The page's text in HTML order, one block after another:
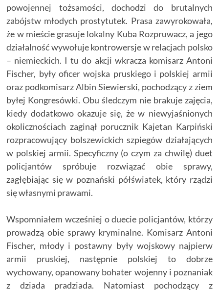
powojennej tożsamości, dochodzi do brutalnych
zabójstw młodych prostytutek. Prasa zawyrokowała,
że w mieście grasuje lokalny Kuba Rozpruwacz, a jego
działalność wywołuje kontrowersje w relacjach polsko
– niemieckich. I tu do akcji wkracza komisarz Antoni
Fischer, były oficer wojska pruskiego i polskiej armii
oraz podkomisarz Albin Siewierski, pochodzący z ziem
byłej Kongresówki. Obu śledczym nie brakuje zajęcia,
kiedy dodatkowo okazuje się, że w niewyjaśnionych
okolicznościach zaginął porucznik Kajetan Karpiński
rozpracowujący bolszewickich szpiegów działających
w polskiej armii. Specyficzny (o czym za chwilę) duet
policjantów spróbuje rozwiązać obie sprawy,
zagłębiając się w poznański półświatek, który rządzi
się własnymi prawami.
Wspomniałem wcześniej o duecie policjantów, którzy
prowadzą obie sprawy kryminalne. Komisarz Antoni
Fischer, młody i postawny były wojskowy najpierw
armii pruskiej, następnie polskiej to dobrze
wychowany, opanowany bohater wojenny i poznaniak
z dziada pradziada. Natomiast pochodzący z